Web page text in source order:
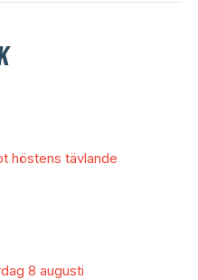
höstens tävlande
8 augusti